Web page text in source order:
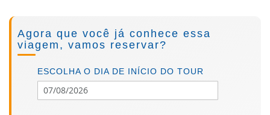
to
the
beginning
images
Agora que você já conhece essa
viagem, vamos reservar?
ESCOLHA O DIA DE INÍCIO DO TOUR